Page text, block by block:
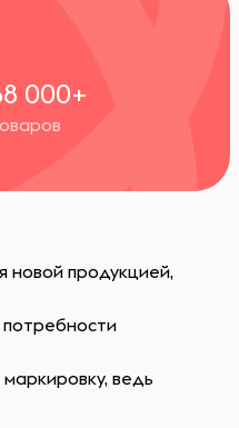
000+
новой продукцией,
ведь